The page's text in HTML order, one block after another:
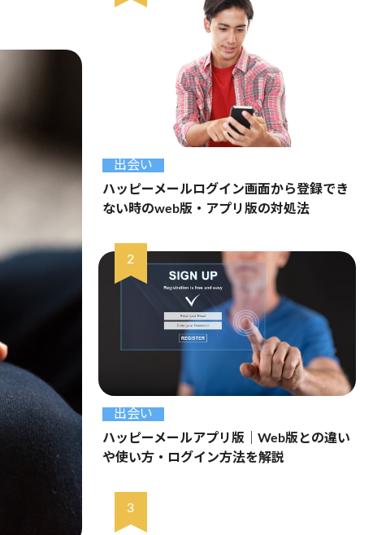
出会い
ハッピーメールログイン画面から登録でき
ない時のweb版・アプリ版の対処法
出会い
ハッピーメールアプリ版｜Web版との違い
や使い方・ログイン方法を解説